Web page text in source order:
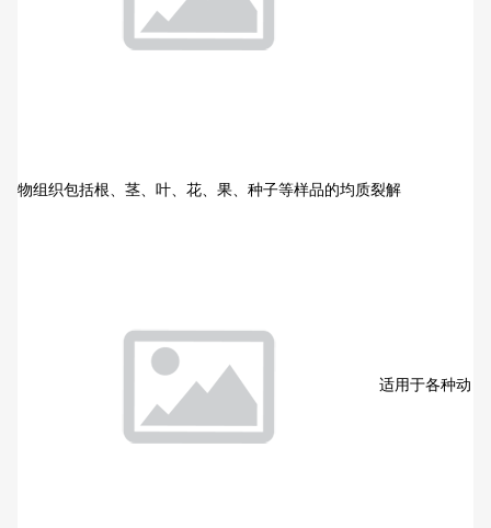
物组织包括根、茎、叶、花、果、种子等样品的均质裂解
适用于各种动